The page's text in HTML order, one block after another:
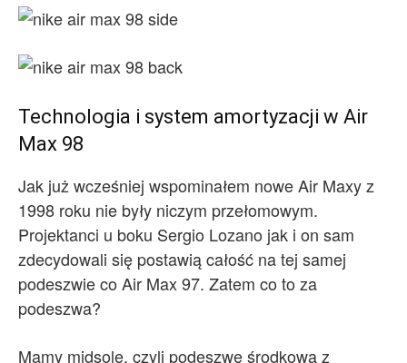
Technologia i system amortyzacji w Air
Max 98
Jak już wcześniej wspominałem nowe Air Maxy z
1998 roku nie były niczym przełomowym.
Projektanci u boku Sergio Lozano jak i on sam
zdecydowali się postawią całość na tej samej
podeszwie co Air Max 97. Zatem co to za
podeszwa?
Mamy midsole, czyli podeszwę środkową z